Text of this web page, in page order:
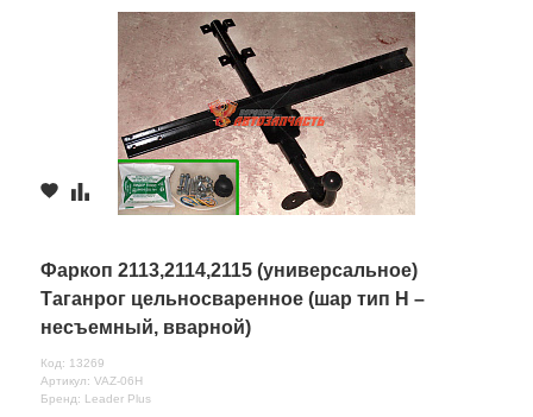
Фаркоп 2113,2114,2115 (универсальное)
Таганрог цельносваренное (шар тип Н –
несъемный, вварной)
Код: 13269
Артикул: VAZ-06Н
Бренд: Leader Plus